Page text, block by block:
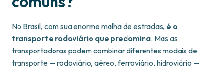
No Brasil, com sua enorme malha de estradas, é o
transporte rodoviário que predomina. Mas as
transportadoras podem combinar diferentes modais de
transporte — rodoviário, aéreo, ferroviário, hidroviário —